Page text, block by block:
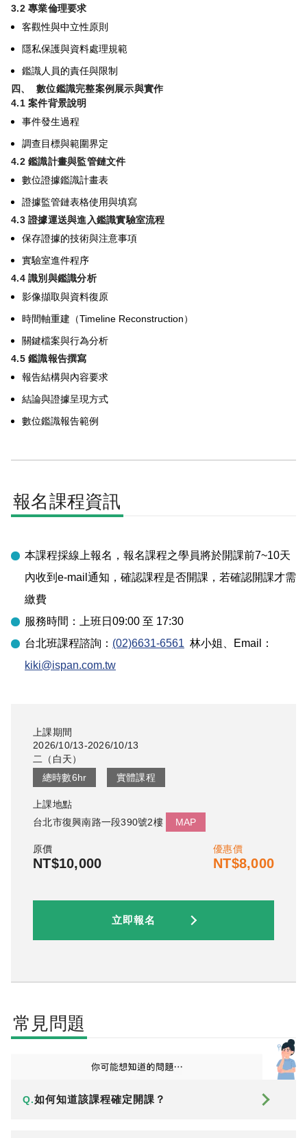
3.2 專業倫理要求
客觀性與中立性原則
隱私保護與資料處理規範
鑑識人員的責任與限制
四、
數位鑑識完整案例展示與實作
4.1 案件背景說明
事件發生過程
調查目標與範圍界定
4.2 鑑識計畫與監管鏈文件
數位證據鑑識計畫表
證據監管鏈表格使用與填寫
4.3 證據運送與進入鑑識實驗室流程
保存證據的技術與注意事項
實驗室進件程序
4.4 識別與鑑識分析
影像擷取與資料復原
時間軸重建（Timeline Reconstruction ）
關鍵檔案與行為分析
4.5 鑑識報告撰寫
報告結構與內容要求
結論與證據呈現方式
數位鑑識報告範例
報名課程資訊
本課程採線上報名，報名課程之學員將於開課前7~10天
內收到e-mail通知，確認課程是否開課，若確認開課才需
繳費
服務時間：上班日09:00 至 17:30
台北班課程諮詢： (02)6631-6561 林小姐
、Email：
kiki@ispan.com.tw
上課期間
2026/10/13-2026/10/13
二
（ 白天）
總時數6hr 實體課程
上課地點
台北市復興南路一段390號2樓
MAP
原價
NT$10,000
優惠價
NT$8,000
立即報名
常見問題
Q.如何知道該課程確定開課？